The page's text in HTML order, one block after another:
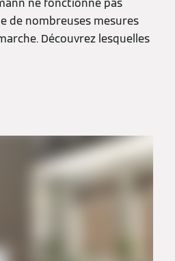
ne fonctionne pas
de nombreuses mesures
Découvrez lesquelles